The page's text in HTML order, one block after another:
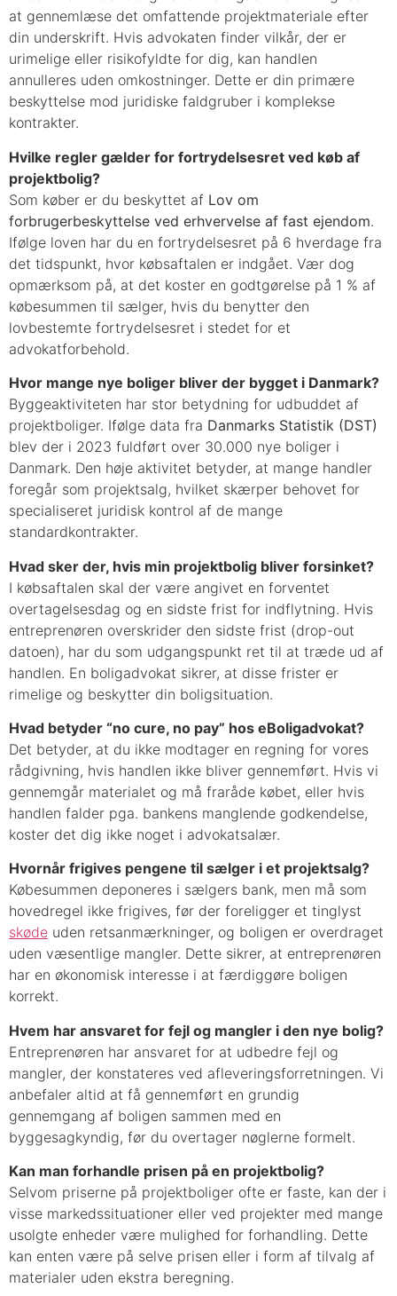
at gennemlæse det omfattende projektmateriale efter
din underskrift. Hvis advokaten finder vilkår, der er
urimelige eller risikofyldte for dig, kan handlen
annulleres uden omkostninger. Dette er din primære
beskyttelse mod juridiske faldgruber i komplekse
kontrakter.
Hvilke regler gælder for fortrydelsesret ved køb af
projektbolig?
Som køber er du beskyttet af Lov om
forbrugerbeskyttelse ved erhvervelse af fast ejendom.
Ifølge loven har du en fortrydelsesret på 6 hverdage fra
det tidspunkt, hvor købsaftalen er indgået. Vær dog
opmærksom på, at det koster en godtgørelse på 1 % af
købesummen til sælger, hvis du benytter den
lovbestemte fortrydelsesret i stedet for et
advokatforbehold.
Hvor mange nye boliger bliver der bygget i Danmark?
Byggeaktiviteten har stor betydning for udbuddet af
projektboliger. Ifølge data fra Danmarks Statistik (DST)
blev der i 2023 fuldført over 30.000 nye boliger i
Danmark. Den høje aktivitet betyder, at mange handler
foregår som projektsalg, hvilket skærper behovet for
specialiseret juridisk kontrol af de mange
standardkontrakter.
Hvad sker der, hvis min projektbolig bliver forsinket?
I købsaftalen skal der være angivet en forventet
overtagelsesdag og en sidste frist for indflytning. Hvis
entreprenøren overskrider den sidste frist (drop-out
datoen), har du som udgangspunkt ret til at træde ud af
handlen. En boligadvokat sikrer, at disse frister er
rimelige og beskytter din boligsituation.
Hvad betyder “no cure, no pay” hos eBoligadvokat?
Det betyder, at du ikke modtager en regning for vores
rådgivning, hvis handlen ikke bliver gennemført. Hvis vi
gennemgår materialet og må fraråde købet, eller hvis
handlen falder pga. bankens manglende godkendelse,
koster det dig ikke noget i advokatsalær.
Hvornår frigives pengene til sælger i et projektsalg?
Købesummen deponeres i sælgers bank, men må som
hovedregel ikke frigives, før der foreligger et tinglyst
skøde uden retsanmærkninger, og boligen er overdraget
uden væsentlige mangler. Dette sikrer, at entreprenøren
har en økonomisk interesse i at færdiggøre boligen
korrekt.
Hvem har ansvaret for fejl og mangler i den nye bolig?
Entreprenøren har ansvaret for at udbedre fejl og
mangler, der konstateres ved afleveringsforretningen. Vi
anbefaler altid at få gennemført en grundig
gennemgang af boligen sammen med en
byggesagkyndig, før du overtager nøglerne formelt.
Kan man forhandle prisen på en projektbolig?
Selvom priserne på projektboliger ofte er faste, kan der i
visse markedssituationer eller ved projekter med mange
usolgte enheder være mulighed for forhandling. Dette
kan enten være på selve prisen eller i form af tilvalg af
materialer uden ekstra beregning.